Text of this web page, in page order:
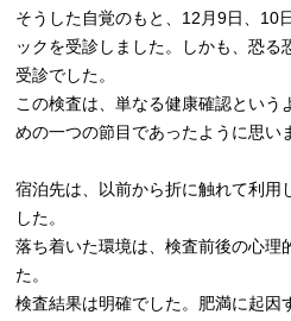
そうした自覚のもと、12月9日、10
ックを受診しました。しかも、恐
受診でした。
この検査は、単なる健康確認という
めの一つの節目であったように思い
宿泊先は、以前から折に触れて利用
した。
落ち着いた環境は、検査前後の心理
た。
検査結果は明確でした。肥満に起因